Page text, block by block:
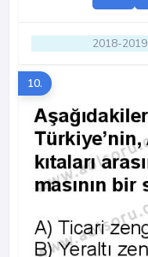
2018-2019
10.